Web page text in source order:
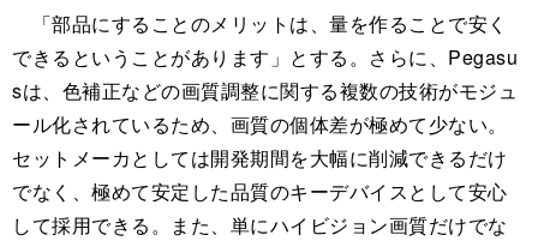
「部品にすることのメリットは、量を作ることで安く
できるということがあります」とする。さらに、Pegasu
sは、色補正などの画質調整に関する複数の技術がモジュ
ール化されているため、画質の個体差が極めて少ない。
セットメーカとしては開発期間を大幅に削減できるだけ
でなく、極めて安定した品質のキーデバイスとして安心
して採用できる。また、単にハイビジョン画質だけでな